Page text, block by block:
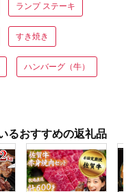
ランプ ステーキ
すき焼き
ハンバーグ（牛）
るおすすめの返礼品